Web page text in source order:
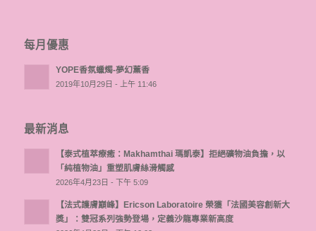
每月優惠
YOPE香氛蠟燭-夢幻薰香
2019年10月29日 - 上午 11:46
最新消息
【泰式植萃療癒：Makhamthai 瑪凱泰】拒絕礦物油負擔，以
「純植物油」重塑肌膚絲滑觸感
2026年4月23日 - 下午 5:09
【法式護膚巔峰】Ericson Laboratoire 榮獲「法國美容創新大
獎」：雙冠系列強勢登場，定義沙龍專業新高度